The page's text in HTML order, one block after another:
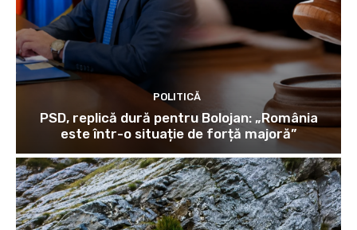
POLITICĂ
PSD, replică dură pentru Bolojan: „România
este într-o situație de forță majoră”